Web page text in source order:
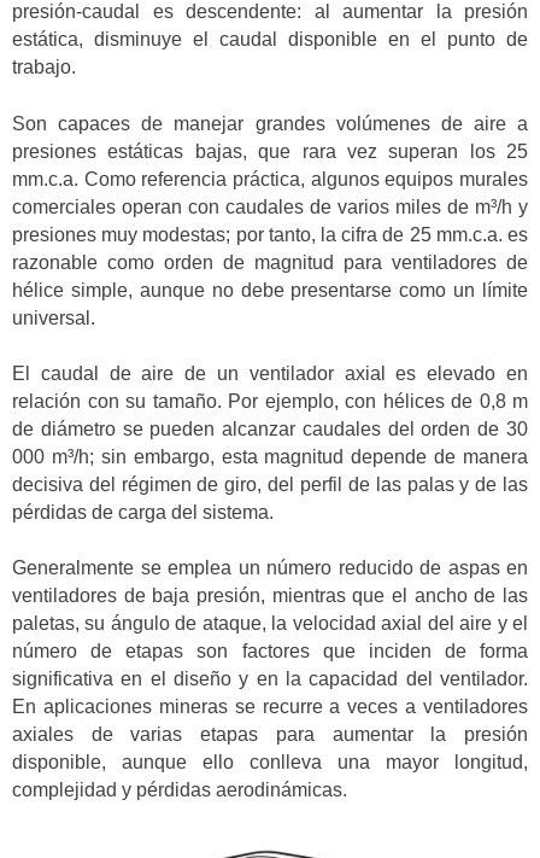
presión‑caudal es descendente: al aumentar la presión
estática, disminuye el caudal disponible en el punto de
trabajo.
Son capaces de manejar grandes volúmenes de aire a
presiones estáticas bajas, que rara vez superan los 25
mm.c.a. Como referencia práctica, algunos equipos murales
comerciales operan con caudales de varios miles de m³/h y
presiones muy modestas; por tanto, la cifra de 25 mm.c.a. es
razonable como orden de magnitud para ventiladores de
hélice simple, aunque no debe presentarse como un límite
universal.
El caudal de aire de un ventilador axial es elevado en
relación con su tamaño. Por ejemplo, con hélices de 0,8 m
de diámetro se pueden alcanzar caudales del orden de 30
000 m³/h; sin embargo, esta magnitud depende de manera
decisiva del régimen de giro, del perfil de las palas y de las
pérdidas de carga del sistema.
Generalmente se emplea un número reducido de aspas en
ventiladores de baja presión, mientras que el ancho de las
paletas, su ángulo de ataque, la velocidad axial del aire y el
número de etapas son factores que inciden de forma
significativa en el diseño y en la capacidad del ventilador.
En aplicaciones mineras se recurre a veces a ventiladores
axiales de varias etapas para aumentar la presión
disponible, aunque ello conlleva una mayor longitud,
complejidad y pérdidas aerodinámicas.